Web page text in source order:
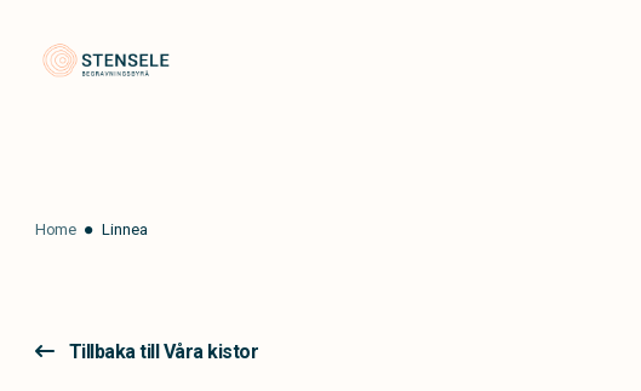
Home Linnea
Tillbaka till Våra kistor